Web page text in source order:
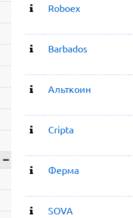
Roboex
Barbados
Альткоин
Cripta
Ферма
SOVA